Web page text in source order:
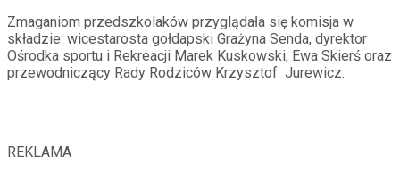
Zmaganiom przedszkolaków przyglądała się komisja w
składzie: wicestarosta gołdapski Grażyna Senda, dyrektor
Ośrodka sportu i Rekreacji Marek Kuskowski, Ewa Skierś oraz
przewodniczący Rady Rodziców Krzysztof Jurewicz.
REKLAMA